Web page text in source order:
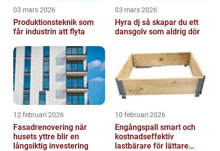
03 mars 2026
Produktionsteknik som
får industrin att flyta
03 mars 2026
Hyra dj så skapar du ett
dansgolv som aldrig dör
12 februari 2026
Fasadrenovering när
husets yttre blir en
långsiktig investering
10 februari 2026
Engångspall smart och
kostnadseffektiv
lastbärare för lättare